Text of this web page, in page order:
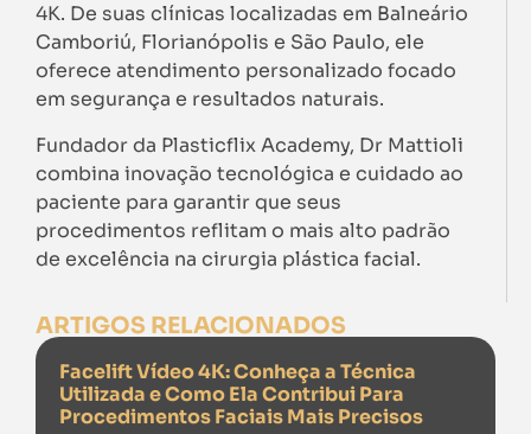
4K. De suas clínicas localizadas em Balneário
Camboriú, Florianópolis e São Paulo, ele
oferece atendimento personalizado focado
em segurança e resultados naturais.
Fundador da Plasticflix Academy, Dr Mattioli
combina inovação tecnológica e cuidado ao
paciente para garantir que seus
procedimentos reflitam o mais alto padrão
de excelência na cirurgia plástica facial.
ARTIGOS RELACIONADOS
Facelift Vídeo 4K: Conheça a Técnica
Utilizada e Como Ela Contribui Para
Procedimentos Faciais Mais Precisos